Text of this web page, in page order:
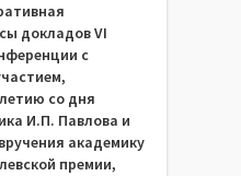
докладов VI
с
со дня
И.П. Павлова и
академику
премии,